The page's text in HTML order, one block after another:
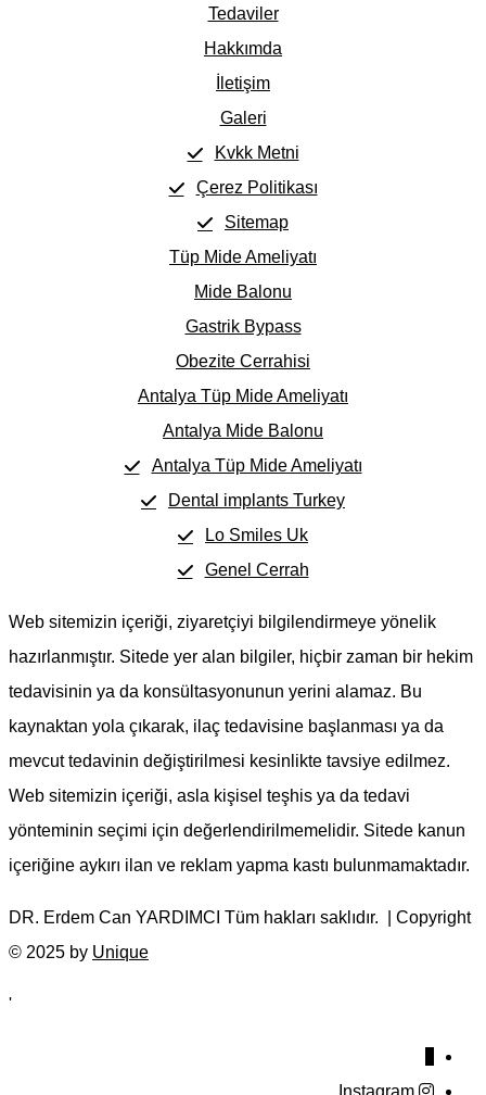
Tedaviler
Hakkımda
İletişim
Galeri
Kvkk Metni
Çerez Politikası
Sitemap
Tüp Mide Ameliyatı
Mide Balonu
Gastrik Bypass
Obezite Cerrahisi
Antalya Tüp Mide Ameliyatı
Antalya Mide Balonu
Antalya Tüp Mide Ameliyatı
Dental implants Turkey
Lo Smiles Uk
Genel Cerrah
Web sitemizin içeriği, ziyaretçiyi bilgilendirmeye yönelik
hazırlanmıştır. Sitede yer alan bilgiler, hiçbir zaman bir hekim
tedavisinin ya da konsültasyonunun yerini alamaz. Bu
kaynaktan yola çıkarak, ilaç tedavisine başlanması ya da
mevcut tedavinin değiştirilmesi kesinlikte tavsiye edilmez.
Web sitemizin içeriği, asla kişisel teşhis ya da tedavi
yönteminin seçimi için değerlendirilmemelidir. Sitede kanun
içeriğine aykırı ilan ve reklam yapma kastı bulunmamaktadır.
DR. Erdem Can YARDIMCI Tüm hakları saklıdır. | Copyright
© 2025 by Unique
'
Instagram